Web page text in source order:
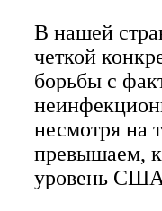
В нашей
четкой
борьбы с
несмотря на
превышаем,
уровень